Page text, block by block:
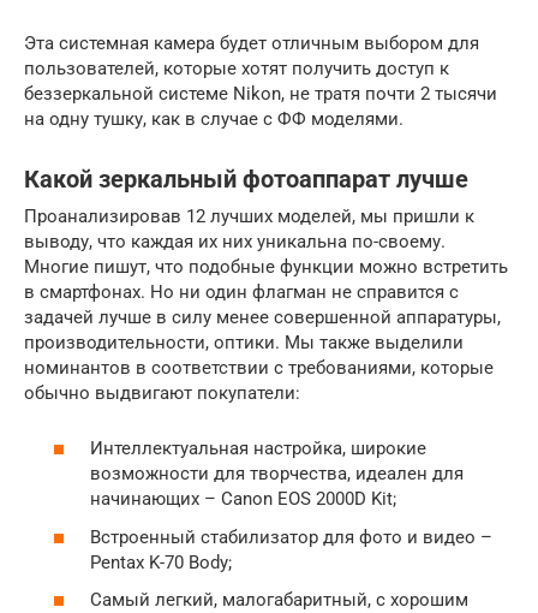
Эта системная камера будет отличным выбором для
пользователей, которые хотят получить доступ к
беззеркальной системе Nikon, не тратя почти 2 тысячи
на одну тушку, как в случае с ФФ моделями.
Какой зеркальный фотоаппарат лучше
Проанализировав 12 лучших моделей, мы пришли к
выводу, что каждая их них уникальна по-своему.
Многие пишут, что подобные функции можно встретить
в смартфонах. Но ни один флагман не справится с
задачей лучше в силу менее совершенной аппаратуры,
производительности, оптики. Мы также выделили
номинантов в соответствии с требованиями, которые
обычно выдвигают покупатели:
Интеллектуальная настройка, широкие
возможности для творчества, идеален для
начинающих – Canon EOS 2000D Kit;
Встроенный стабилизатор для фото и видео –
Pentax K-70 Body;
Самый легкий, малогабаритный, с хорошим